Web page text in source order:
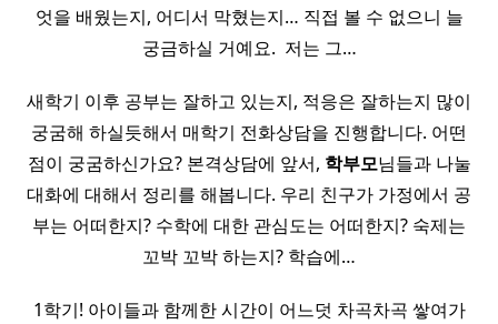
엇을 배웠는지, 어디서 막혔는지… 직접 볼 수 없으니 늘
궁금하실 거예요. ​ 저는 그…
새학기 이후 공부는 잘하고 있는지, 적응은 잘하는지 많이
궁굼해 하실듯해서 매학기 전화상담을 진행합니다. 어떤
점이 궁굼하신가요? 본격상담에 앞서, 학부모님들과 나눌
대화에 대해서 정리를 해봅니다. 우리 친구가 가정에서 공
부는 어떠한지? 수학에 대한 관심도는 어떠한지? 숙제는
꼬박 꼬박 하는지? 학습에…
1학기! 아이들과 함께한 시간이 어느덧 차곡차곡 쌓여가